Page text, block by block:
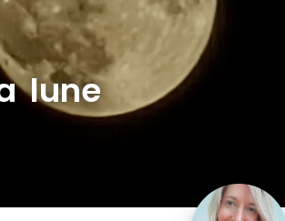
lune